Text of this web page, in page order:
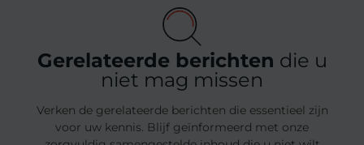
Gerelateerde berichten die u
niet mag missen
Verken de gerelateerde berichten die essentieel zijn
voor uw kennis. Blijf geïnformeerd met onze